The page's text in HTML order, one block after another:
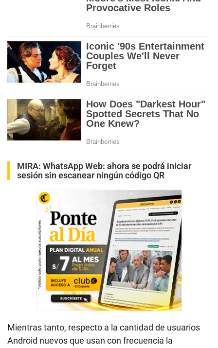
MIRA: WhatsApp Web: ahora se podrá iniciar
sesión sin escanear ningún código QR
Mientras tanto, respecto a la cantidad de usuarios
Android nuevos que usan con frecuencia la